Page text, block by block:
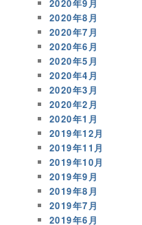
2020年9月
2020年8月
2020年7月
2020年6月
2020年5月
2020年4月
2020年3月
2020年2月
2020年1月
2019年12月
2019年11月
2019年10月
2019年9月
2019年8月
2019年7月
2019年6月